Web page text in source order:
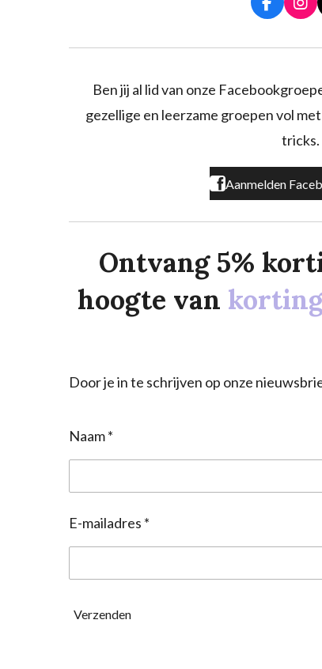
F
a
o
k
I
n
r
a
Ben jij al lid van onze
gezellige en leerzame groepen vol
tricks.
Aanmelden
Ontvang 5%
hoogte van
Door je in te schrijven op onze
Naam *
E-mailadres *
Verzenden